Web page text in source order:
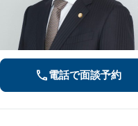
電話で面談予約